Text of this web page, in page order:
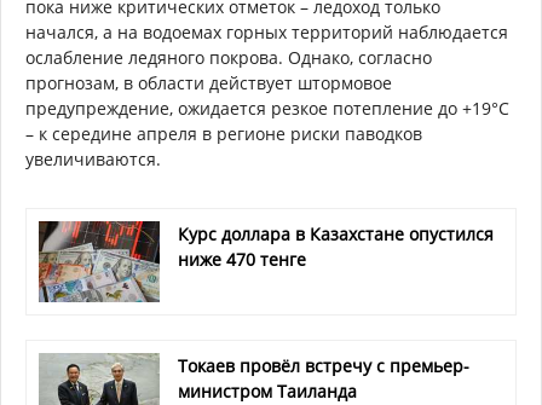
пока ниже критических отметок – ледоход только
начался, а на водоемах горных территорий наблюдается
ослабление ледяного покрова. Однако, согласно
прогнозам, в области действует штормовое
предупреждение, ожидается резкое потепление до +19°C
– к середине апреля в регионе риски паводков
увеличиваются.
Курс доллара в Казахстане опустился
ниже 470 тенге
Токаев провёл встречу с премьер-
министром Таиланда